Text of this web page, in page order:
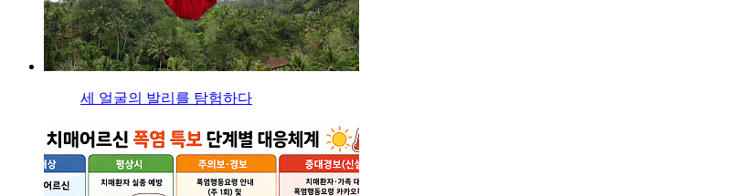
세 얼굴의 발리를 탐험하다